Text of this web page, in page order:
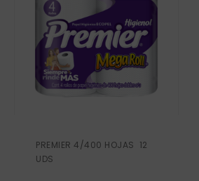
PREMIER 4/400 HOJAS 12
UDS